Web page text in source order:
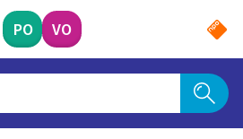
PO VO